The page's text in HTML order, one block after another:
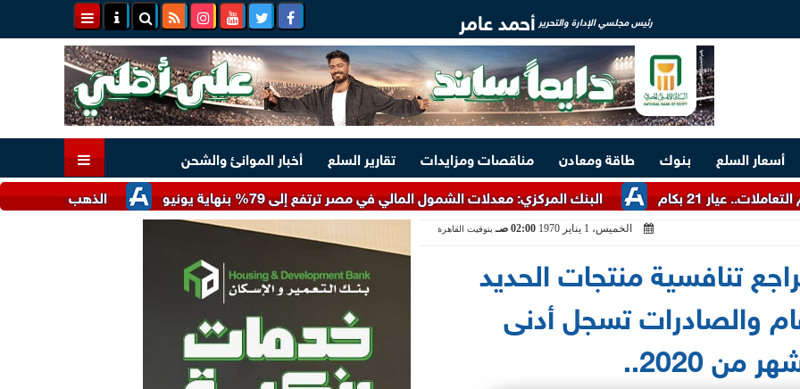
رئيس مجلسي الإدارة والتحرير أحمد عامر
أسعار السلع بنوك طاقة ومعادن مناقصات ومزايدات تقارير السلع
أخبار الموانئ والشحن
الذهب يرتفع عالميا لأعلى
البنك المركزي: معدلات الشمول المالي في مصر ترتفع إلى 79% بنهاية يونيو
الخميس، 1 يناير 1970 02:00 صـ بتوقيت القاهرة
تنافسية منتجات الحديد
خلال عام والصادرات تسجل أدنى